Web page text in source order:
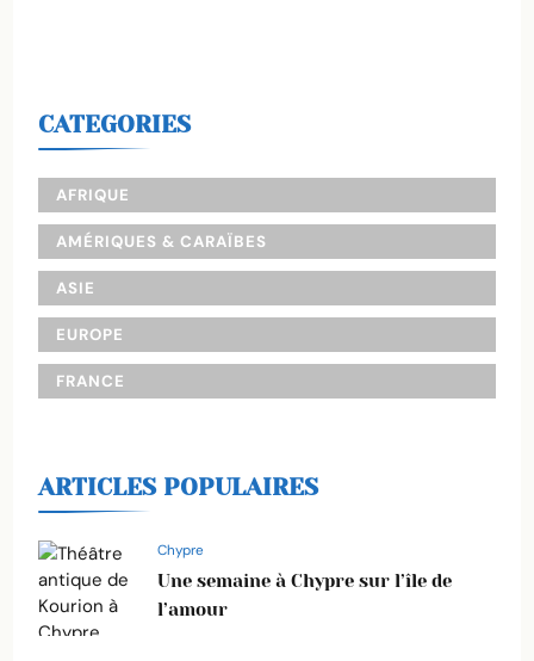
CATEGORIES
AFRIQUE
AMÉRIQUES & CARAÏBES
ASIE
EUROPE
FRANCE
ARTICLES POPULAIRES
Chypre
Une semaine à Chypre sur l’île de
l’amour